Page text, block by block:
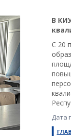
В
С 20
Дата